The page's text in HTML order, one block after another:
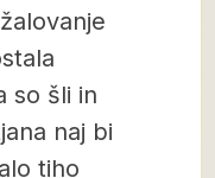
so šli in
naj bi
tiho